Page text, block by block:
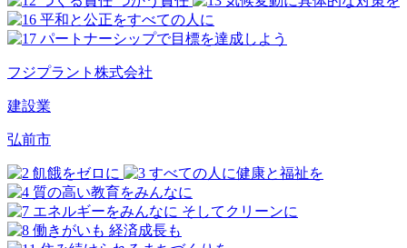
フジプラント株式会社
建設業
弘前市